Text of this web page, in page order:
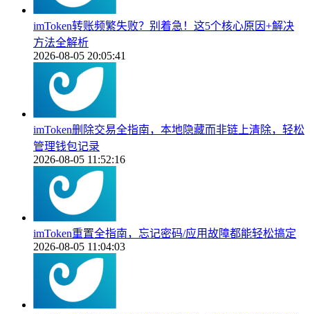
imToken转账频繁失败？别着急！这5个核心原因+解决
方法全解析
2026-08-05 20:05:41
imToken删除交易全指南，本地隐藏而非链上清除，轻松
管理钱包记录
2026-08-05 11:52:16
imToken重置全指南，忘记密码/应用故障都能轻松搞定
2026-08-05 11:04:03